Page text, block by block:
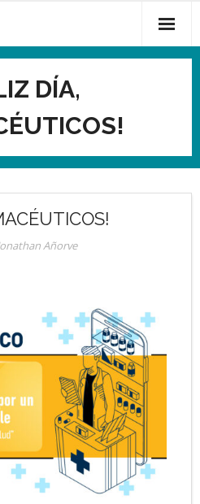
DÍA,
Añorve